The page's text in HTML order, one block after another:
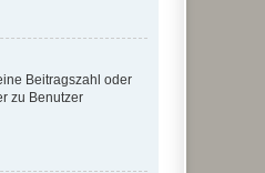
Beitragszahl oder
zu Benutzer